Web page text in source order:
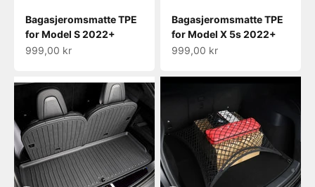
Bagasjeromsmatte TPE
for Model S 2022+
Salgspris
999,00 kr
Bagasjeromsmatte TPE
for Model X 5s 2022+
Salgspris
999,00 kr